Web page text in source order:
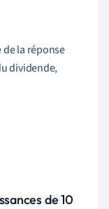
la réponse
dividende,
de 10